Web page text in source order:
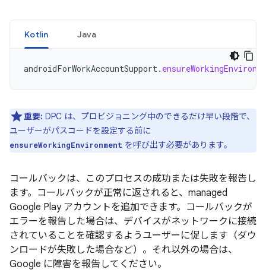
Kotlin Java
androidForWorkAccountSupport.
重要: DPC は、プロビジョニング中のできるだけ早い段階で、
ユーザーがパスコードを設定する前に
ensureWorkingEnvironment を呼び出す必要があります。
コールバックは、このプロセスの成功または失敗を報告し
ます。コールバックが正常に返されると、managed
Google Play アカウントを追加できます。コールバックが
エラーを報告した場合は、デバイスがネットワークに接続
されていることを確認するようユーザーに促します（ダウ
ンロードが失敗した場合など）。それ以外の場合は、
Google に障害を報告してください。